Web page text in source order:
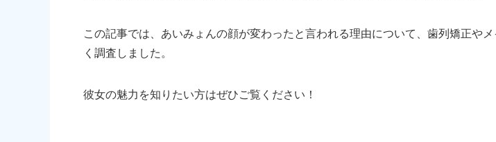
この記事では、あいみょんの顔が変わったと言われる理由について、歯列矯正や
く調査しました。
彼女の魅力を知りたい方はぜひご覧ください！